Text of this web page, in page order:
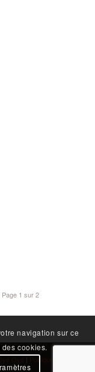
Page 1 sur 2
Politique de
navigation sur ce
cookies.